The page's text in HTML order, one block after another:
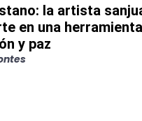
la artista
en una
y paz